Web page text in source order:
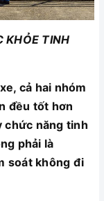
KHỎE TINH
cả hai nhóm
đều tốt hơn
chức năng tinh
phải là
soát không đi